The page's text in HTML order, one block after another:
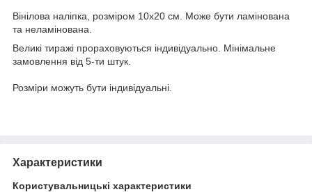
Вінілова наліпка, розміром 10х20 см. Може бути ламінована
та неламінована.
Великі тиражі прораховуються індивідуально. Мінімальне
замовлення від 5-ти штук.
Розміри можуть бути індивідуальні.
Характеристики
Користувальницькі характеристики